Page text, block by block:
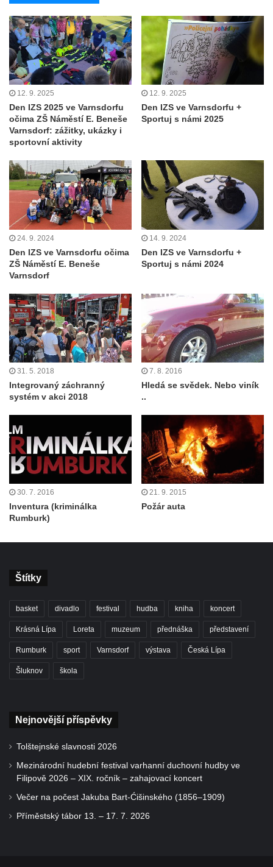
12. 9. 2025
Den IZS 2025 ve Varnsdorfu
očima ZŠ Náměstí E. Beneše
Varnsdorf: zážitky, ukázky i
sportovní aktivity
12. 9. 2025
Den IZS ve Varnsdorfu +
Sportuj s námi 2025
24. 9. 2024
Den IZS ve Varnsdorfu očima
ZŠ Náměstí E. Beneše
Varnsdorf
14. 9. 2024
Den IZS ve Varnsdorfu +
Sportuj s námi 2024
31. 5. 2018
Integrovaný záchranný
systém v akci 2018
7. 8. 2016
Hledá se svědek. Nebo viník
..
30. 7. 2016
Inventura (kriminálka
Rumburk)
21. 9. 2015
Požár auta
Štítky
basket divadlo festival hudba kniha koncert
Krásná Lípa Loreta muzeum přednáška představení
Rumburk sport Varnsdorf výstava Česká Lípa
Šluknov škola
Nejnovější příspěvky
Tolštejnské slavnosti 2026
Mezinárodní hudební festival varhanní duchovní hudby ve
Filipově 2026 – XIX. ročník – zahajovací koncert
Večer na počest Jakuba Bart-Ćišinského (1856–1909)
Příměstský tábor 13. – 17. 7. 2026